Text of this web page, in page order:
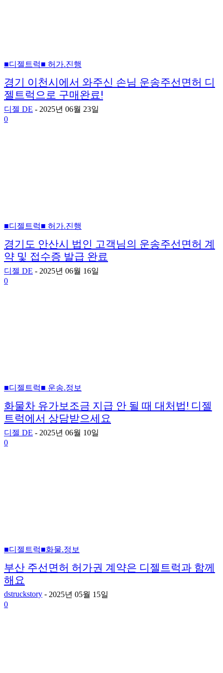
■디젤트럭■ 허가.진행
경기 이천시에서 와주신 손님 운송주선면허 디
젤트럭으로 구매완료!
디젤 DE - 2025년 06월 23일
0
■디젤트럭■ 허가.진행
경기도 안산시 법인 고객님의 운송주선면허 계
약 및 접수증 발급 완료
디젤 DE - 2025년 06월 16일
0
■디젤트럭■ 운송.정보
화물차 유가보조금 지급 안 될 때 대처법! 디젤
트럭에서 상담받으세요
디젤 DE - 2025년 06월 10일
0
■디젤트럭■화물.정보
부산 주선면허 허가권 계약은 디젤트럭과 함께
해요
dstruckstory - 2025년 05월 15일
0